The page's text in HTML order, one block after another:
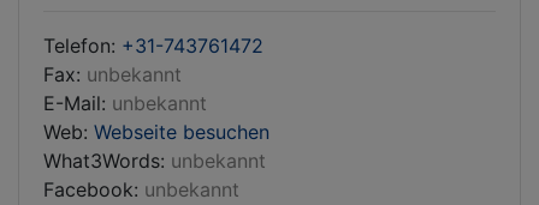
Telefon: +31-743761472
Fax: unbekannt
E-Mail: unbekannt
Web: Webseite besuchen
What3Words: unbekannt
Facebook: unbekannt